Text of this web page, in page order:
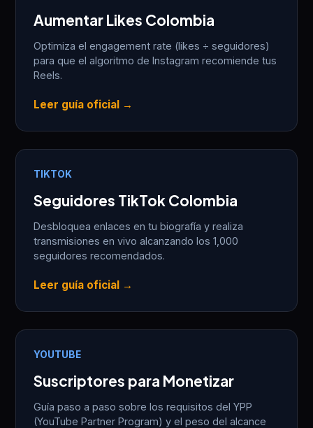
Aumentar Likes Colombia
Optimiza el engagement rate (likes ÷ seguidores)
para que el algoritmo de Instagram recomiende tus
Reels.
Leer guía oficial →
TIKTOK
Seguidores TikTok Colombia
Desbloquea enlaces en tu biografía y realiza
transmisiones en vivo alcanzando los 1,000
seguidores recomendados.
Leer guía oficial →
YOUTUBE
Suscriptores para Monetizar
Guía paso a paso sobre los requisitos del YPP
(YouTube Partner Program) y el peso del alcance